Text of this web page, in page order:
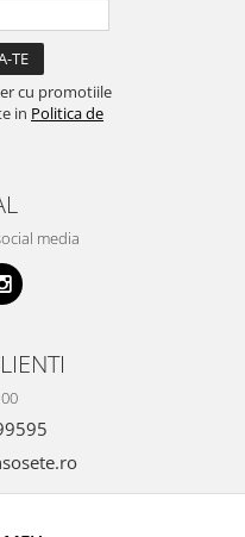
cu promotiile
in Politica de
media